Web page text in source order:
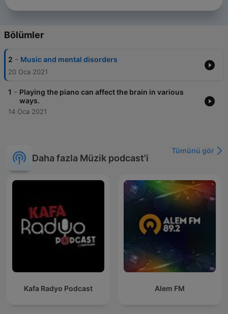
Bölümler
2 - Music and mental disorders
20 Oca 2021
1 - Playing the piano can affect the brain in various
ways.
14 Oca 2021
Daha fazla Müzik podcast'i
Tümünü gör
Kafa Radyo Podcast Alem FM